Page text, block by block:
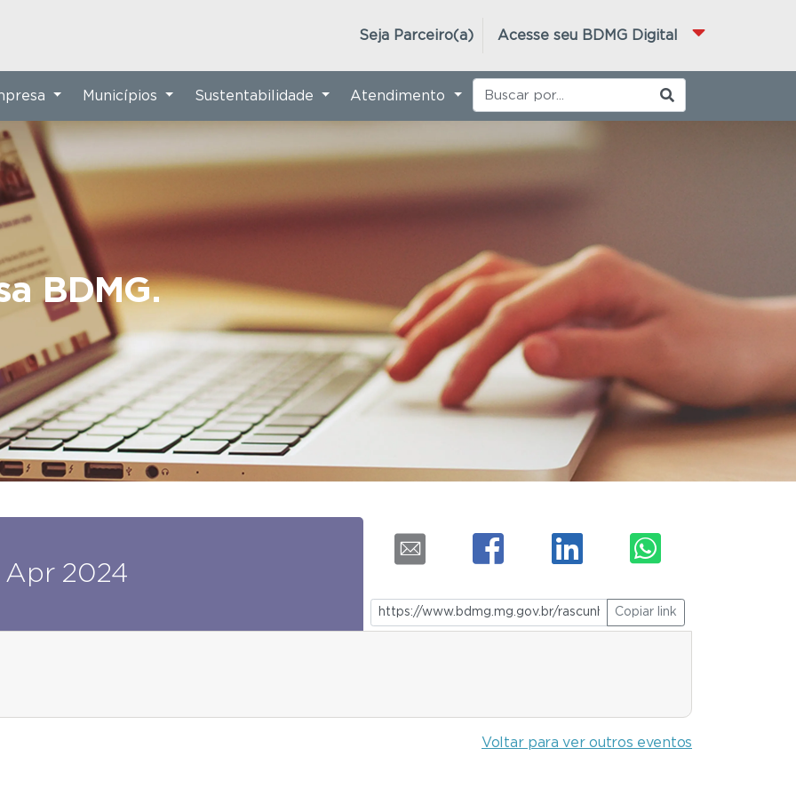
Acesse seu BDMG Digital
Seja Parceiro(a)
BDMG.
Municípios Sustentabilidade Atendimento
Apr 2024
Copiar link
Voltar para ver outros eventos